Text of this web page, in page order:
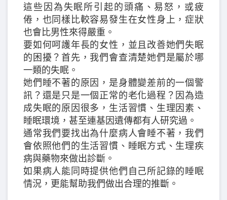
這些因為失眠所引起的頭痛、易怒，或疲
倦，也同樣比較容易發生在女性身上，症狀
也會比男性來得嚴重。
要如何呵護年長的女性，並且改善她們失眠
的困擾？首先，我們會查清楚她們是屬於哪
一類的失眠。
她們睡不著的原因，是身體變差前的一個警
訊？還是只是一個正常的老化過程？因為造
成失眠的原因很多，生活習慣、生理因素、
睡眠環境，甚至連基因遺傳都有人研究過。
通常我們要找出為什麼病人會睡不著，我們
會依照他們的生活習慣、睡眠方式、生理疾
病與藥物來做出診斷。
如果病人能同時提供他們自己所記錄的睡眠
情況，更能幫助我們做出合理的推斷。